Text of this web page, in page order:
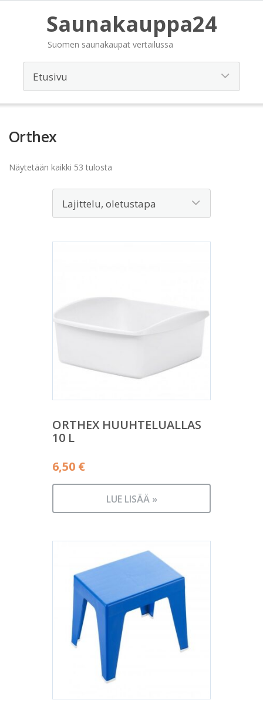
Saunakauppa24
Suomen saunakaupat vertailussa
Orthex
Näytetään kaikki 53 tulosta
ORTHEX HUUHTELUALLAS
10 L
6,50 €
LUE LISÄÄ »